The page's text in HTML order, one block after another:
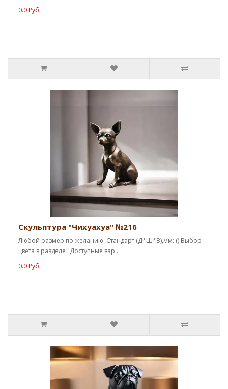
0.0 Руб.
Скульптура "Чихуахуа" №216
Любой размер по желанию. Стандарт (Д*Ш*В),мм: () Выбор
цвета в разделе "Доступные вар..
0.0 Руб.